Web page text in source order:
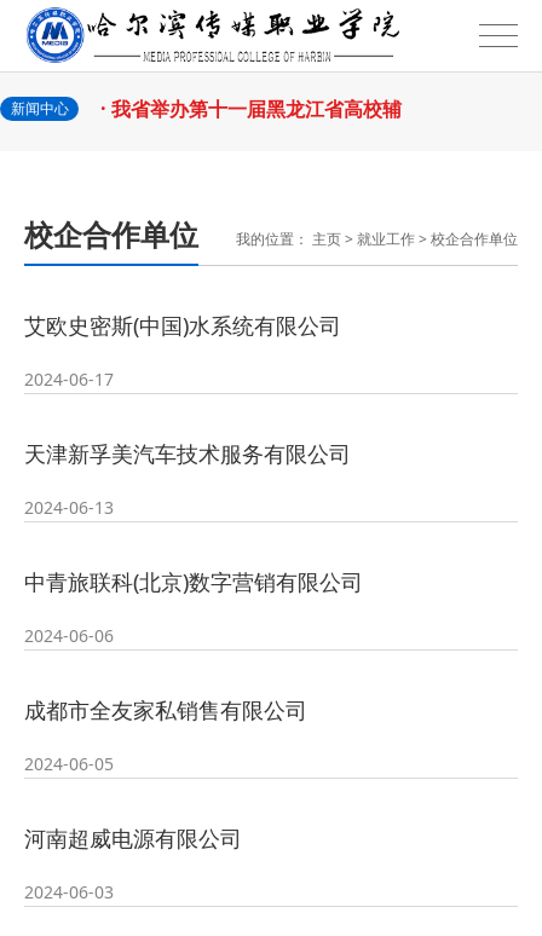
新闻中心
话 2026-07-31
· 省教育厅举行树立和践行正确政绩
观学习教育 2026-07-31
· 我省举办第十一届黑龙江省高校辅
院党委 2026-07-27
· 黑龙江省高校在第六届全国高校教
师教学创新 2026-07-25
· 教育部2026年“宏志助航计划”师资
培训 2026-07-24
· 凝心聚力绘蓝图 踔厉奋进启新程
—— 哈 2026-07-24
· 锚定目标谋新篇 巾帼聚力启新程
话
· 省教育厅举行树立和践行正确政绩
观学习教育
· 我省举办第十一届黑龙江省高校辅
导员素质能 2026-07-27
· 深学经济思想 发展新质生产力--学
校企合作单位 我的位置： 主页> 就业工作> 校企合作单位
艾欧史密斯(中国)水系统有限公司
2024-06-17
天津新孚美汽车技术服务有限公司
2024-06-13
中青旅联科(北京)数字营销有限公司
2024-06-06
成都市全友家私销售有限公司
2024-06-05
河南超威电源有限公司
2024-06-03